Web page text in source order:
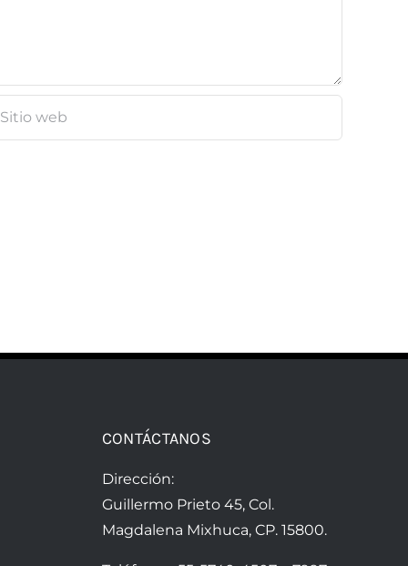
CONTÁCTANOS
Dirección:
Guillermo Prieto 45, Col.
Magdalena Mixhuca, CP. 15800.